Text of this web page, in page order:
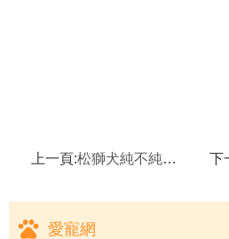
上一頁:松獅犬純不純辨別方法！ 下
愛寵網